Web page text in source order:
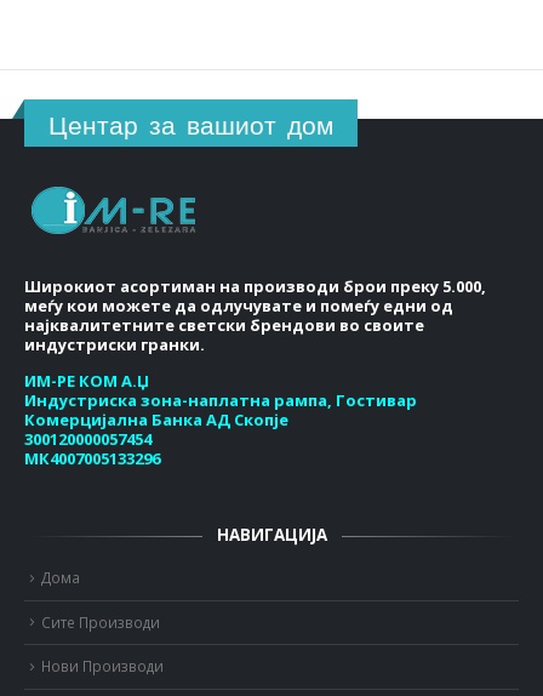
Центар за вашиот дом
Широкиот асортиман на производи брои преку 5.000,
меѓу кои можете да одлучувате и помеѓу едни од
најквалитетните светски брендови во своите
индустриски гранки.
ИМ-РЕ КОМ А.Џ
Индустриска зона-наплатна рампа, Гостивар
Комерцијална Банка АД Скопје
300120000057454
МК4007005133296
НАВИГАЦИЈА
Дома
Сите Производи
Нови Производи